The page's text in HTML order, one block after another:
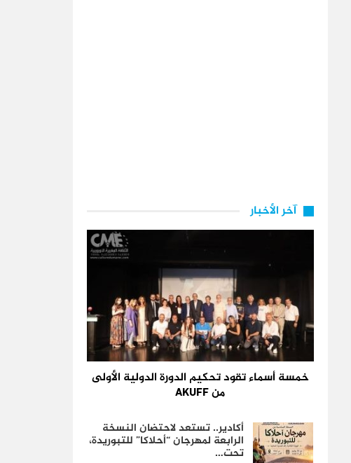
آخر الأخبار
خمسة أسماء تقود تحكيم الدورة الدولية الأولى
من AKUFF
أكادير.. تستعد لاحتضان النسخة
الرابعة لمهرجان “أحلاكا” للتبوريدة،
تحت…